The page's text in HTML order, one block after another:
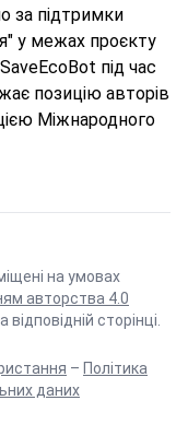
за підтримки
у межах проєкту
під час
позицію авторів
Міжнародного
на умовах
авторства 4.0
сторінці.
– Політика
даних